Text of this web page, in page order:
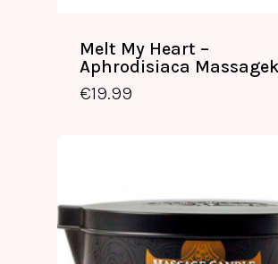
Melt My Heart –
Aphrodisiaca
€19.99
€ 19.99